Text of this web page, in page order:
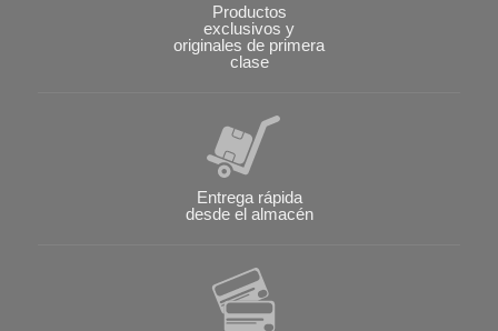
Productos
exclusivos y
originales de primera
clase
Entrega rápida
desde el almacén